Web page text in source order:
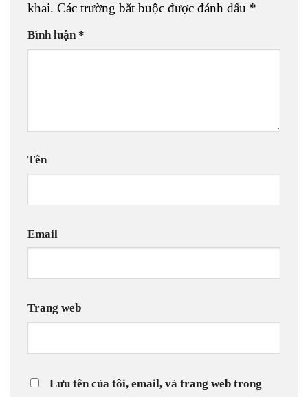
khai. Các trường bắt buộc được đánh dấu *
Bình luận *
Tên
Email
Trang web
Lưu tên của tôi, email, và trang web trong